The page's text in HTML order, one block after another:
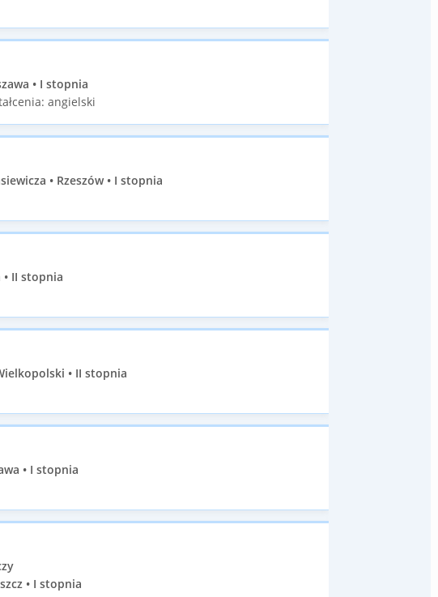
• I stopnia
angielski
• Rzeszów • I stopnia
II stopnia
• II stopnia
• I stopnia
• I stopnia